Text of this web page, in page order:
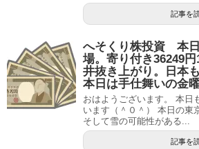
記事を
へそくり株投資 本
場。寄り付き36249
井抜き上がり。日本
本日は手仕舞いの金曜
おはようございます。 本日
います（＾０＾） 本日の東
そして雪の可能性がある...
記事を